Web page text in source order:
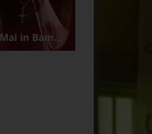
in Bamberg